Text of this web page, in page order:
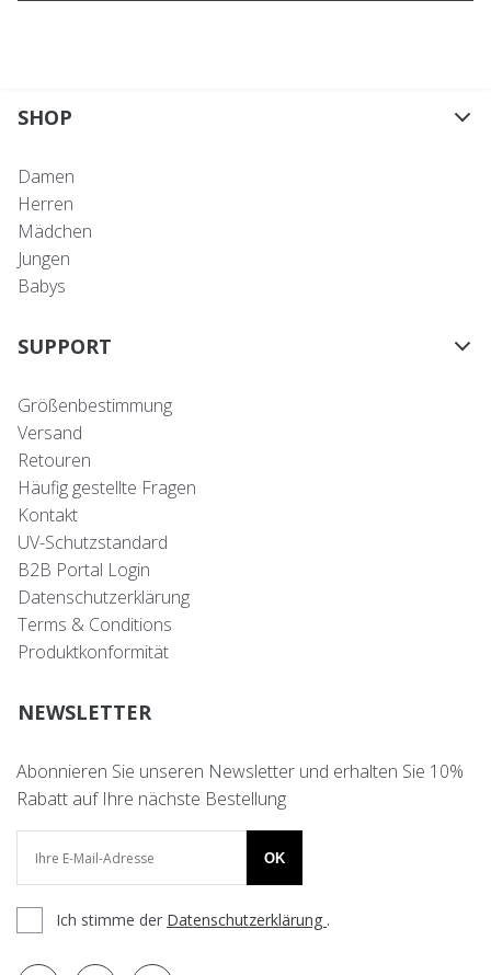
SHOP
Damen
Herren
Mädchen
Jungen
Babys
SUPPORT
Größenbestimmung
Versand
Retouren
Häufig gestellte Fragen
Kontakt
UV-Schutzstandard
B2B Portal Login
Datenschutzerklärung
Terms & Conditions
Produktkonformität
NEWSLETTER
Abonnieren Sie unseren Newsletter und erhalten Sie 10%
Rabatt auf Ihre nächste Bestellung
OK
Ich stimme der Datenschutzerklärung .